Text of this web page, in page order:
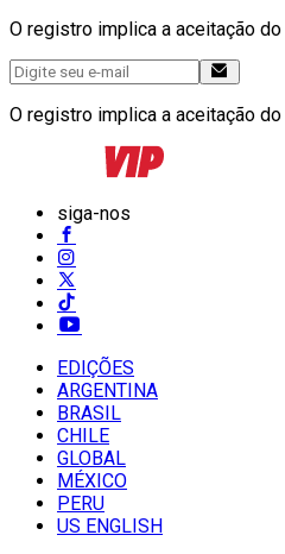
O registro implica a aceitação do
O registro implica a aceitação do
siga-nos
EDIÇÕES
ARGENTINA
BRASIL
CHILE
GLOBAL
MÉXICO
PERU
US ENGLISH